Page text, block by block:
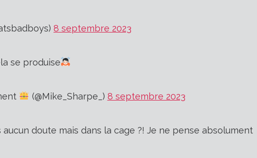
8 septembre 2023
se produise
(@Mike_Sharpe_) 8 septembre 2023
doute mais dans la cage ?! Je ne pense absolument